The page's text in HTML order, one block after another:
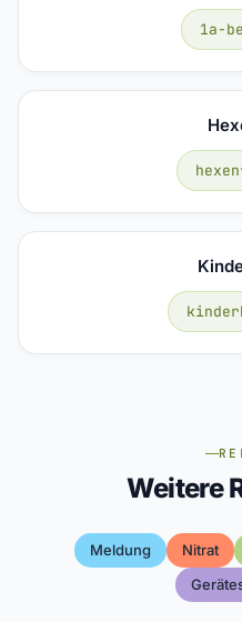
1a-
Weitere
Meldung Nitrat